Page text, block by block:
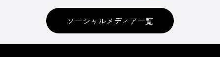
ソーシャルメディア一覧